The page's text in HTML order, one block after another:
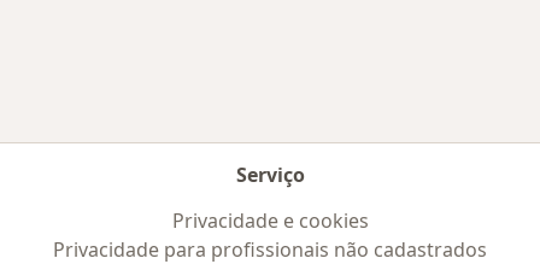
Serviço
Privacidade e cookies
Privacidade para profissionais não cadastrados